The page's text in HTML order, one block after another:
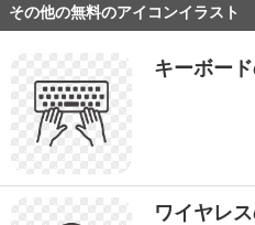
その他の無料のアイコンイラスト
キーボー
ワイヤレ